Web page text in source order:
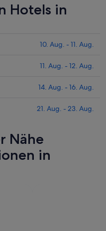
Hotels in
10. Aug. - 11. Aug.
11. Aug. - 12. Aug.
14. Aug. - 16. Aug.
21. Aug. - 23. Aug.
Nähe
in